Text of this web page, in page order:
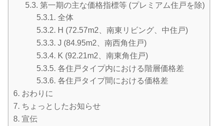
5.3. 第一期の主な価格指標等 (プレミアム住戸を除)
5.3.1. 全体
5.3.2. H (72.57m2、南東リビング、中住戸)
5.3.3. J (84.95m2、南西角住戸)
5.3.4. K (92.21m2、南東角住戸)
5.3.5. 各住戸タイプ内における階層価格差
5.3.6. 各住戸タイプ間における価格差
6. おわりに
7. ちょっとしたお知らせ
8. 宣伝